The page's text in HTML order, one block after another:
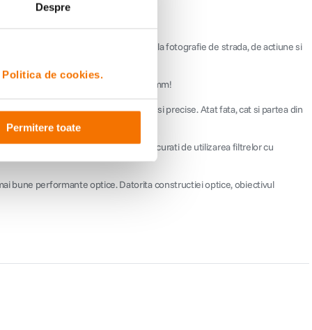
Despre
Politica de cookies.
Permitere toate
de la natura si astrofotografie la fotografie de strada, de actiune si
cu o distanta focala de 14,5 mm!
usor si permite ajustari confortabile si precise. Atat fata, cat si partea din
in timp ce experimentati si va bucurati de utilizarea filtrelor cu
bune performante optice. Datorita constructiei optice, obiectivul